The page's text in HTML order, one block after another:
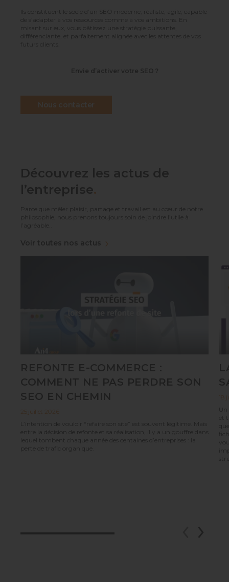
Ils constituent le socle d’un SEO moderne, réaliste, agile, capable
de s’adapter à vos ressources comme à vos ambitions. En
misant sur eux, vous bâtissez une stratégie puissante,
différenciante, et parfaitement alignée avec les attentes de vos
futurs clients.
Envie d’activer votre SEO ?
Nous contacter
Découvrez les actus de
l’entreprise.
Parce que mêler plaisir, partage et travail est au cœur de notre
philosophie, nous prenons toujours soin de joindre l’utile à
l’agréable..
Voir toutes nos actus
REFONTE E-COMMERCE :
COMMENT NE PAS PERDRE SON
SEO EN CHEMIN
25 juillet 2026
L’intention de vouloir “refaire son site” est souvent légitime. Mais
entre la décision de refonte et sa réalisation, il y a un gouffre dans
lequel tombent chaque année des centaines d’entreprises : la
perte de trafic organique.
18
et